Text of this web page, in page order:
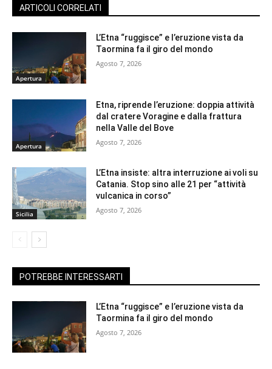
ARTICOLI CORRELATI
Apertura
L’Etna “ruggisce” e l’eruzione vista da
Taormina fa il giro del mondo
Agosto 7, 2026
Apertura
Etna, riprende l’eruzione: doppia attività
dal cratere Voragine e dalla frattura
nella Valle del Bove
Agosto 7, 2026
Sicilia
L’Etna insiste: altra interruzione ai voli su
Catania. Stop sino alle 21 per “attività
vulcanica in corso”
Agosto 7, 2026
POTREBBE INTERESSARTI
L’Etna “ruggisce” e l’eruzione vista da
Taormina fa il giro del mondo
Agosto 7, 2026